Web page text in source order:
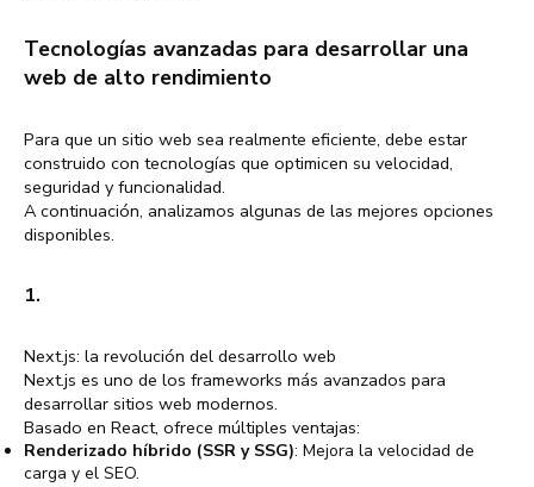
Tecnologías avanzadas para desarrollar una
web de alto rendimiento
Para que un sitio web sea realmente eficiente, debe estar
construido con tecnologías que optimicen su velocidad,
seguridad y funcionalidad.
A continuación, analizamos algunas de las mejores opciones
disponibles.
1.
Next.js: la revolución del desarrollo web
Next.js es uno de los frameworks más avanzados para
desarrollar sitios web modernos.
Basado en React, ofrece múltiples ventajas:
Renderizado híbrido (SSR y SSG): Mejora la velocidad de
carga y el SEO.